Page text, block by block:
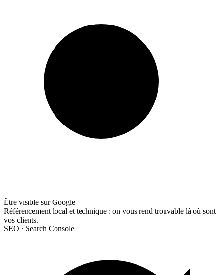
Être visible sur Google
Référencement local et technique : on vous rend trouvable là où sont
vos clients.
SEO · Search Console